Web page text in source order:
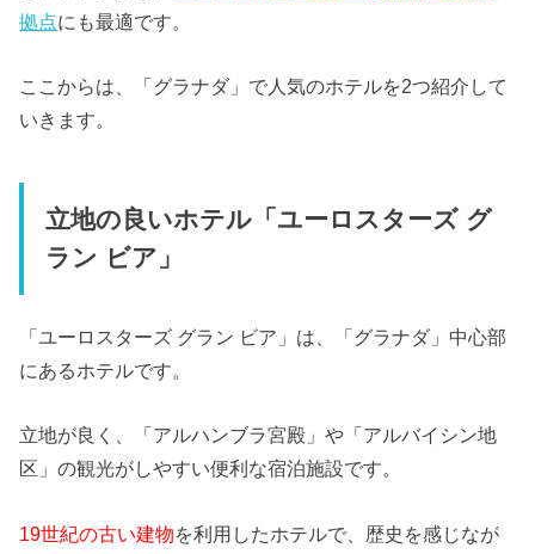
拠点にも最適です。
ここからは、「グラナダ」で人気のホテルを2つ紹介して
いきます。
立地の良いホテル「ユーロスターズ グ
ラン ビア」
「ユーロスターズ グラン ビア」は、「グラナダ」中心部
にあるホテルです。
立地が良く、「アルハンブラ宮殿」や「アルバイシン地
区」の観光がしやすい便利な宿泊施設です。
19世紀の古い建物を利用したホテルで、歴史を感じなが